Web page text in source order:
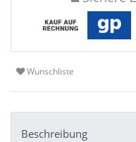
Wunschliste
Beschreibung